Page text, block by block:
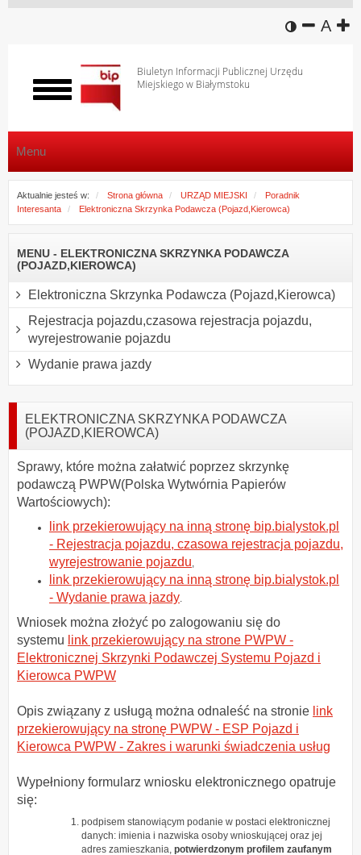
wersja
A
Biuletyn Informacji Publicznej Urzędu
Miejskiego w Białymstoku
Włącz
menu
Menu
Aktualnie jesteś w: Strona główna URZĄD MIEJSKI
Poradnik
Interesanta
Elektroniczna Skrzynka Podawcza (Pojazd,Kierowca)
MENU - ELEKTRONICZNA SKRZYNKA PODAWCZA
(POJAZD,KIEROWCA)
Elektroniczna Skrzynka Podawcza (Pojazd,Kierowca)
Rejestracja pojazdu,czasowa rejestracja pojazdu,
wyrejestrowanie pojazdu
Wydanie prawa jazdy
ELEKTRONICZNA SKRZYNKA PODAWCZA
(POJAZD,KIEROWCA)
Sprawy, które można załatwić poprzez skrzynkę
podawczą PWPW(Polska Wytwórnia Papierów
Wartościowych):
link przekierowujący na inną stronę bip.bialystok.pl
- Rejestracja pojazdu, czasowa rejestracja pojazdu,
wyrejestrowanie pojazdu,
link przekierowujący na inną stronę bip.bialystok.pl
- Wydanie prawa jazdy.
Wniosek można złożyć po zalogowaniu się do
systemu link przekierowujący na strone PWPW -
Elektronicznej Skrzynki Podawczej Systemu Pojazd i
Kierowca PWPW
Opis związany z usługą można odnaleść na stronie link
przekierowujący na stronę PWPW - ESP Pojazd i
Kierowca PWPW - Zakres i warunki świadczenia usług
Wypełniony formularz wniosku elektronicznego opatruje
się:
podpisem stanowiącym podanie w postaci elektronicznej
danych: imienia i nazwiska osoby wnioskującej oraz jej
adres zamieszkania, potwierdzonym profilem zaufanym